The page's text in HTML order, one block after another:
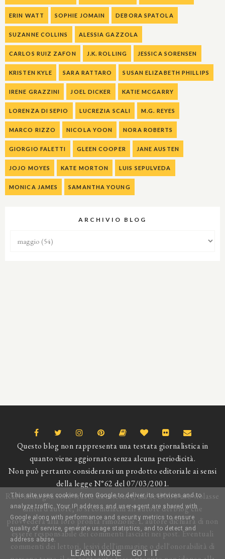
ERIN WATT SOPHIE JOMAIN DEBORA SPATOLA
SUZANNE COLLINS ALESSIA GAZZOLA
CARLOS RUIZ ZAFON J.K. ROLLING JESSICA SORENSEN
KRISTEN KYLE SARA RATTARO SUSAN ELIZABETH PHILLIPS
IRENE GRAZZINI JOEL DICKER KATIE MCGARRY
LORENZA DI SEPIO LUCREZIA SCALI M.G. REYES
MARCO RIZZO NICOLA YOON NORA ROBERTS
GIORGIO FALETTI GLEEN COOPER JANE AUSTEN
JOJO MOYES KATE MORTON LUIS SEPULVEDA
MONICA JAMES SAMANTHA YOUNG
ARCHIVIO BLOG
Questo blog non rappresenta una testata giornalistica in
quanto viene aggiornato senza alcuna periodicità.
Non può pertanto considerarsi un prodotto editoriale ai sensi
della legge N°62 del 07/03/2001.
Rare immagini sono tratte da internet, ma se il loro uso violasse
diritti d'autore, lo si comunichi all'autore del blog che
provvederà alla loro pronta rimozione. L'autore dichiara di non
essere responsabile dei commenti lasciati nei post. Eventuali
commenti dei lettori, lesivi dell'immagine o dell'onorabilità di
This site uses cookies from Google to deliver its services and to
analyze traffic. Your IP address and user-agent are shared with
Google along with performance and security metrics to ensure
quality of service, generate usage statistics, and to detect and
address abuse.
LEARN MORE GOT IT